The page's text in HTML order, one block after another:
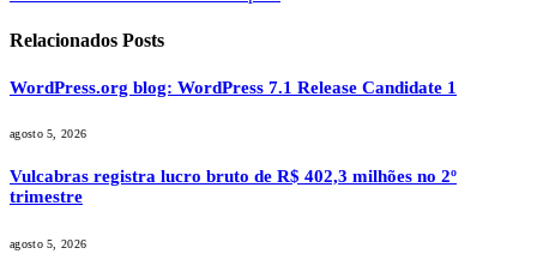
Relacionados Posts
WordPress.org blog: WordPress 7.1 Release Candidate 1
agosto 5, 2026
Vulcabras registra lucro bruto de R$ 402,3 milhões no 2º
trimestre
agosto 5, 2026